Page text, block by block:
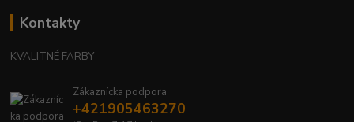
Kontakty
KVALITNÉ FARBY
Zákaznícka podpora
+421905463270